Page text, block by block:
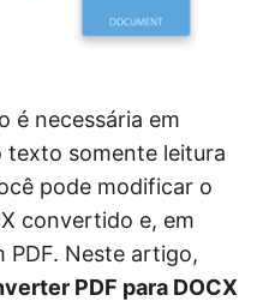
é necessária em
texto somente leitura
pode modificar o
convertido e, em
PDF. Neste artigo,
PDF para DOCX